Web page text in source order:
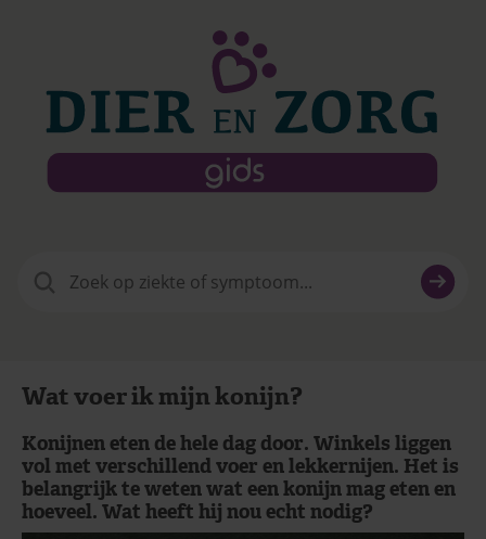
naar:
Wat voer ik mijn konijn?
Konijnen eten de hele dag door. Winkels liggen
vol met verschillend voer en lekkernijen. Het is
belangrijk te weten wat een konijn mag eten en
hoeveel. Wat heeft hij nou echt nodig?